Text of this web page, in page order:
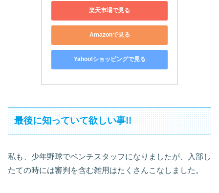
楽天市場で見る
Amazonで見る
Yahoo!ショッピングで見る
最後に知っていて欲しい事!!
私も、少年野球でベンチスタッフになりましたが、入部し
たての時には審判を含む雑用はたくさんこなしました。